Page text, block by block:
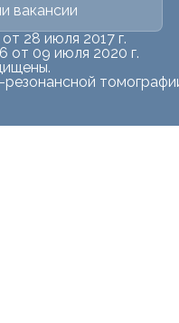
вакансии
28 июля 2017 г.
09 июля 2020 г.
резонансной